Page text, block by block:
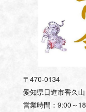
〒470-0134
愛知県日進市香久
営業時間：9:00～